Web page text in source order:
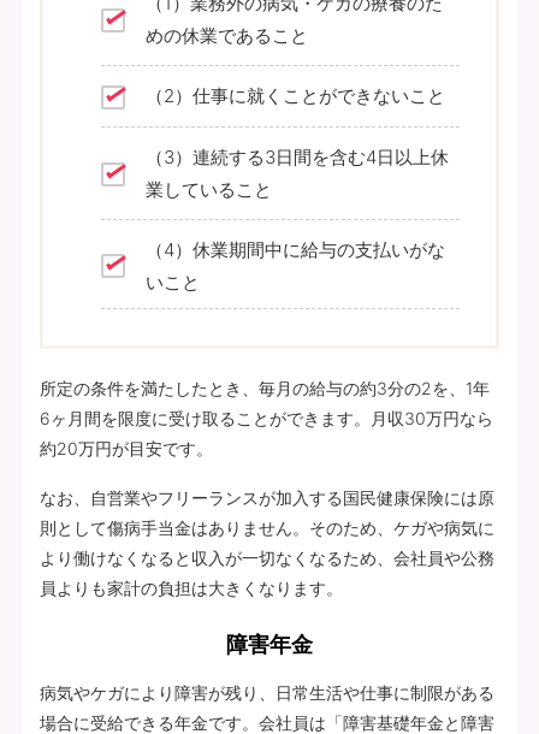
めの休業であること
（2）仕事に就くことができないこと
（3）連続する3日間を含む4日以上休
業していること
（4）休業期間中に給与の支払いがな
いこと
所定の条件を満たしたとき、毎月の給与の約3分の2を、1年
6ヶ月間を限度に受け取ることができます。月収30万円なら
約20万円が目安です。
なお、自営業やフリーランスが加入する国民健康保険には原
則として傷病手当金はありません。そのため、ケガや病気に
より働けなくなると収入が一切なくなるため、会社員や公務
員よりも家計の負担は大きくなります。
障害年金
病気やケガにより障害が残り、日常生活や仕事に制限がある
場合に受給できる年金です。会社員は「障害基礎年金と障害